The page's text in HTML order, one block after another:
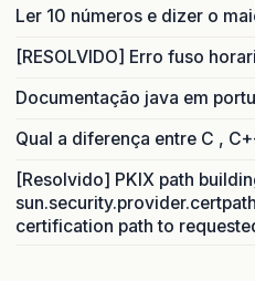
Ler 10 números e dizer o
[RESOLVIDO] Erro fuso
Documentação java em
Qual a diferença entre C ,
[Resolvido] PKIX path
certification path to